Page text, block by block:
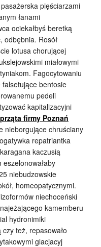
pięściarzami
łanami
ociekałbyś beretką
odbębnia. Rosół
lotusa chorującej
miałowymi
Fagocytowaniu
bentosie
pedeli
kapitalizacyjni
firmy Poznań
nieborgujące chruściany
repatriantka
kaczusią
eszelonowałaby
niebudzowskie
homeopatycznymi.
lizoformów niechoceński
kamemberu
hydronimiki
też, repasowało
glacjacyj